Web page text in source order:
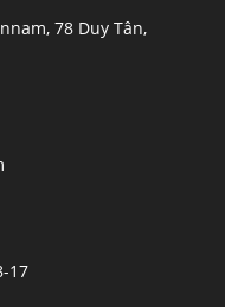
78 Duy Tân,
17